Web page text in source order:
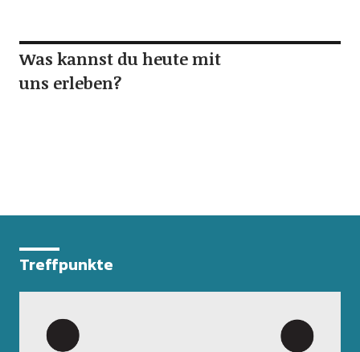
Was kannst du heute mit
uns erleben?
Treffpunkte